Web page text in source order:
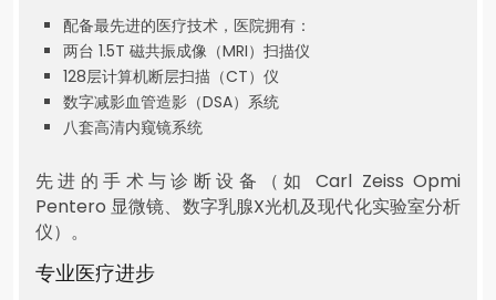
配备最先进的医疗技术，医院拥有：
两台 1.5T 磁共振成像（MRI）扫描仪
128层计算机断层扫描（CT）仪
数字减影血管造影（DSA）系统
八套高清内窥镜系统
先进的手术与诊断设备（如 Carl Zeiss Opmi
Pentero 显微镜、数字乳腺X光机及现代化实验室分析
仪）。
专业医疗进步